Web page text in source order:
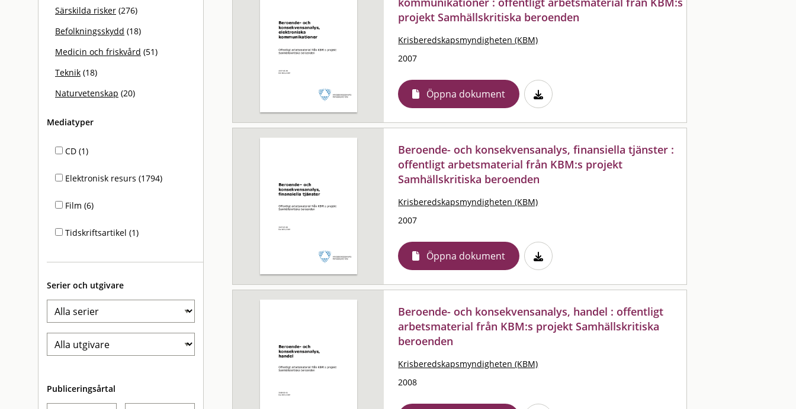
Särskilda risker (276)
Befolkningsskydd (18)
Medicin och friskvård (51)
Teknik (18)
Naturvetenskap (20)
Mediatyper
CD (1)
Elektronisk resurs (1794)
Film (6)
Tidskriftsartikel (1)
Serier och utgivare
Publiceringsårtal
projekt Samhällskritiska beroenden
Krisberedskapsmyndigheten (KBM)
2007
Öppna dokument
Beroende- och konsekvensanalys, finansiella tjänster :
offentligt arbetsmaterial från KBM:s projekt
Samhällskritiska beroenden
Krisberedskapsmyndigheten (KBM)
2007
Öppna dokument
Beroende- och konsekvensanalys, handel : offentligt
arbetsmaterial från KBM:s projekt Samhällskritiska
beroenden
Krisberedskapsmyndigheten (KBM)
2008